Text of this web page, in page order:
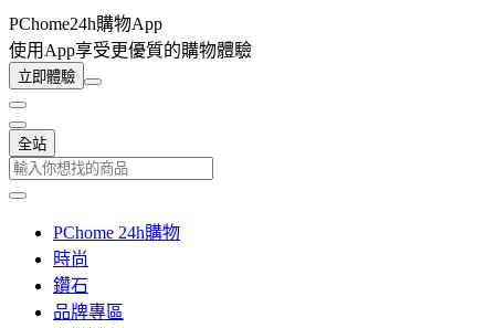
PChome24h購物App
使用App享受更優質的購物體驗
立即體驗
全站
PChome 24h購物
時尚
鑽石
品牌專區